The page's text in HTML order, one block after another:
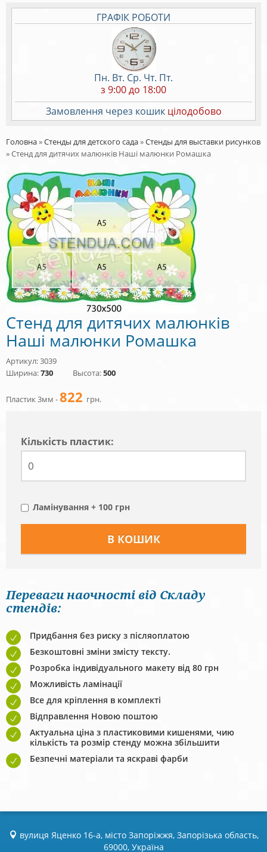
ГРАФІК РОБОТИ
Пн. Вт. Ср. Чт. Пт.
з 9:00 до 18:00
Замовлення через кошик цілодобово
Головна»Стенды для детского сада»Стенды для выставки рисунков
»Стенд для дитячих малюнків Наші малюнки Ромашка
Стенд для дитячих малюнків
Наші малюнки Ромашка
Артикул: 3039
Ширина:730 Высота:500
Пластик 3мм -822 грн.
Кiлькiсть пластик:
Ламінування + 100 грн
Переваги наочності від Складу
стендів:
Придбання без риску з післяоплатою
Безкоштовні зміни змісту тексту.
Розробка індивідуального макету від 80 грн
Можливість ламінації
Все для кріплення в комплекті
Відправлення Новою поштою
Актуальна ціна з пластиковими кишенями, чию
кількість та розмір стенду можна збільшити
Безпечні матеріали та яскраві фарби
вулиця Яценко 16-а, місто Запоріжжя, Запорізька область,
69000, Україна